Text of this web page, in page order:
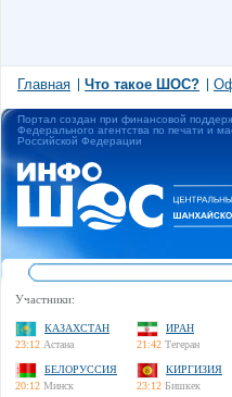
Главная Что такое ШОС?
Портал создан при финансовой
Федерального агентства по печати и
Российской Федерации
Участники:
КАЗАХСТАН
23:12 Астана
ИРАН
21:42 Тегеран
БЕЛОРУССИЯ
20:12 Минск
КИРГИЗИЯ
23:12 Бишкек